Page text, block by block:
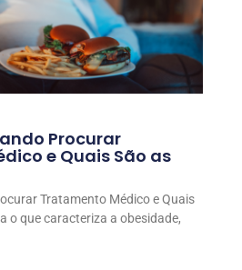
Procurar
e Quais São as
Tratamento Médico e Quais
o que caracteriza a obesidade,